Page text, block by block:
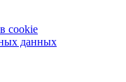
cookie
данных